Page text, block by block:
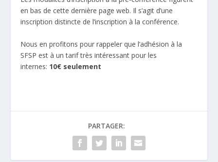
en bas de cette dernière page web. Il s’agit d’une
inscription distincte de l’inscription à la conférence.
Nous en profitons pour rappeler que l’adhésion à la
SFSP est à un tarif très intéressant pour les
internes: 10€ seulement
PARTAGER: